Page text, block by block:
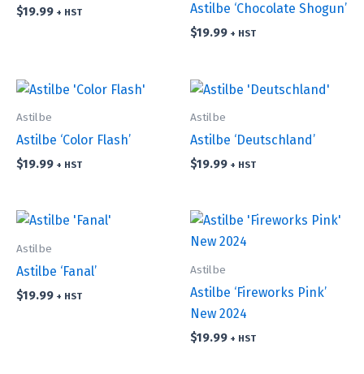
$19.99 + HST Astilbe ‘Chocolate Shogun’
$19.99 + HST
Astilbe
Astilbe ‘Color Flash’
$19.99 + HST
Astilbe
Astilbe ‘Deutschland’
$19.99 + HST
Astilbe
Astilbe ‘Fanal’
$19.99 + HST
Astilbe
Astilbe ‘Fireworks Pink’
New 2024
$19.99 + HST